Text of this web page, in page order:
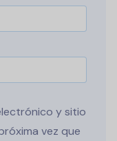
y sitio
vez que